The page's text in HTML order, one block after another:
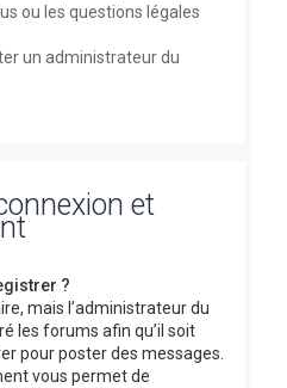
ou les questions légales
un administrateur du
et
?
mais l’administrateur du
les forums afin qu’il soit
pour poster des messages.
vous permet de